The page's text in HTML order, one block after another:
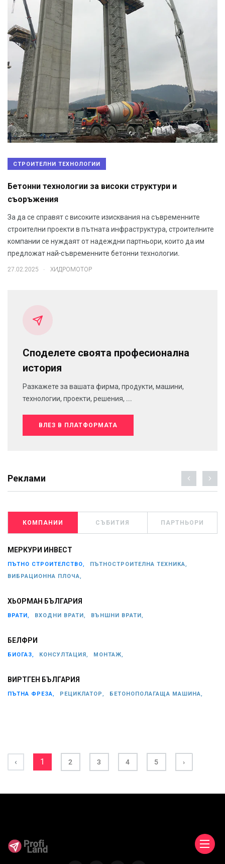
СТРОИТЕЛНИ ТЕХНОЛОГИИ
Бетонни технологии за високи структури и
съоръжения
За да се справят с високите изисквания на съвременните
строителни проекти в пътната инфраструктура, строителните
компании се нуждаят от надеждни партньори, които да им
предложат най-съвременните бетонни технологии.
27.02.2025 . ХИДРОМОТОР
Споделете своята професионална
история
Разкажете за вашата фирма, продукти, машини,
технологии, проекти, решения, ...
ВЛЕЗ В ПЛАТФОРМАТА
Реклами
КОМПАНИИ СЪБИТИЯ ПАРТНЬОРИ
МЕРКУРИ ИНВЕСТ
ПЪТНО СТРОИТЕЛСТВО,
ПЪТНОСТРОИТЕЛНА ТЕХНИКА,
ВИБРАЦИОННА ПЛОЧА,
ХЬОРМАН БЪЛГАРИЯ
ВРАТИ, ВХОДНИ ВРАТИ, ВЪНШНИ ВРАТИ,
БЕЛФРИ
БИОГАЗ, КОНСУЛТАЦИЯ, МОНТАЖ,
ВИРТГЕН БЪЛГАРИЯ
ПЪТНА ФРЕЗА, РЕЦИКЛАТОР, БЕТОНОПОЛАГАЩА МАШИНА,
‹ 1 2 3 4 5 ›